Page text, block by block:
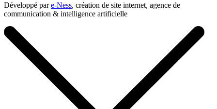
Développé pare-Ness, création de site internet, agence de
communication & intelligence artificielle